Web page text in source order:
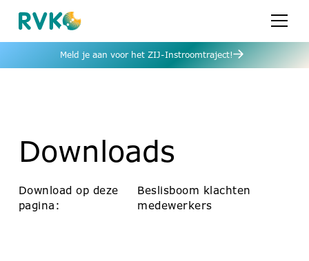
Meld je aan voor het ZIJ-Instroomtraject!
Downloads
Download op deze
pagina:
Beslisboom klachten
medewerkers